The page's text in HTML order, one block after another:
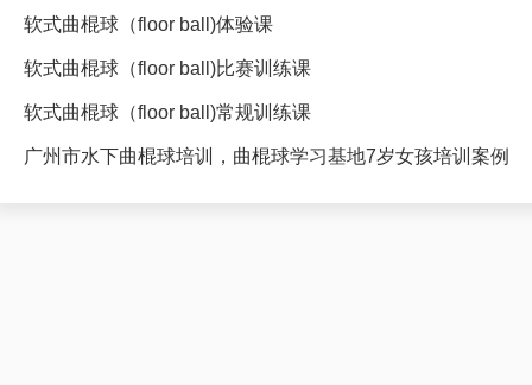
软式曲棍球（floor ball)体验课
软式曲棍球（floor ball)比赛训练课
软式曲棍球（floor ball)常规训练课
广州市水下曲棍球培训，曲棍球学习基地7岁女孩培训案例